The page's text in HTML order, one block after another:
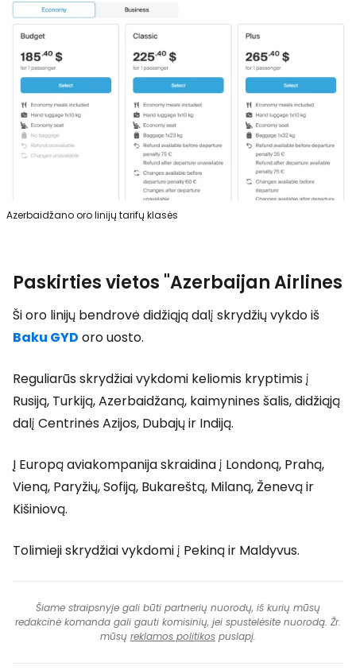
Azerbaidžano oro linijų tarifų klasės
Paskirties vietos "Azerbaijan Airlines
Ši oro linijų bendrovė didžiąją dalį skrydžių vykdo iš
Baku GYD oro uosto.
Reguliarūs skrydžiai vykdomi keliomis kryptimis į
Rusiją, Turkiją, Azerbaidžaną, kaimynines šalis, didžiąją
dalį Centrinės Azijos, Dubajų ir Indiją.
Į Europą aviakompanija skraidina į Londoną, Prahą,
Vieną, Paryžių, Sofiją, Bukareštą, Milaną, Ženevą ir
Kišiniovą.
Tolimieji skrydžiai vykdomi į Pekiną ir Maldyvus.
Šiame straipsnyje gali būti partnerių nuorodų, iš kurių mūsų
redakcinė komanda gali gauti komisinių, jei spustelėsite nuorodą. Žr.
mūsų reklamos politikos puslapį.